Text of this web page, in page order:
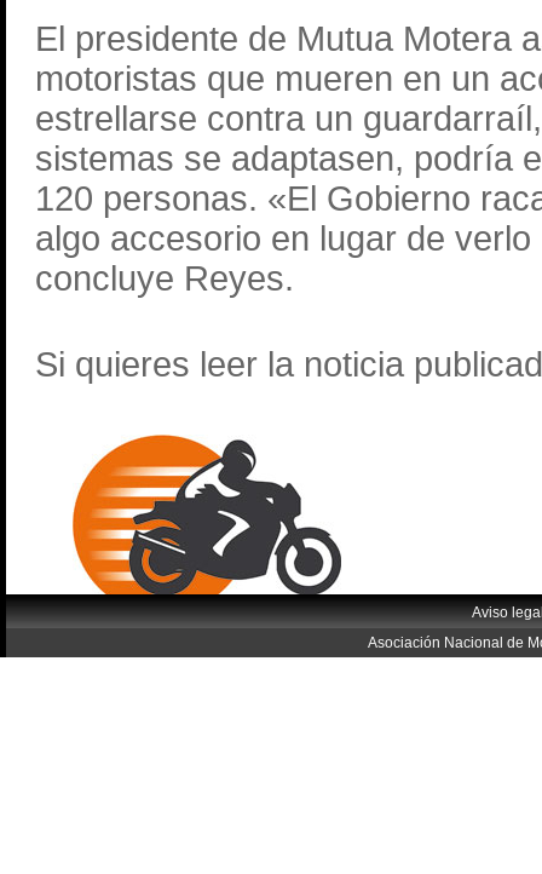
El presidente de Mutua Motera
motoristas que mueren en un
estrellarse contra un
sistemas se adaptasen, podría
120 personas. «El Gobierno
algo accesorio en lugar de
concluye Reyes.
Si quieres leer la noticia
Aviso
Asociación Nacional de